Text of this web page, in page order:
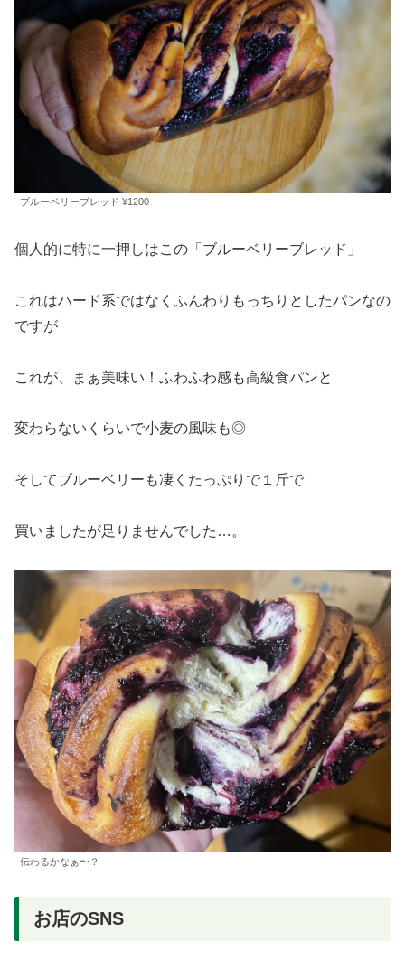
ブルーベリーブレッド ¥1200
個人的に特に一押しはこの「ブルーベリーブレッド」
これはハード系ではなくふんわりもっちりとしたパンなの
ですが
これが、まぁ美味い！ふわふわ感も高級食パンと
変わらないくらいで小麦の風味も◎
そしてブルーベリーも凄くたっぷりで１斤で
買いましたが足りませんでした…。
伝わるかなぁ〜？
お店のSNS